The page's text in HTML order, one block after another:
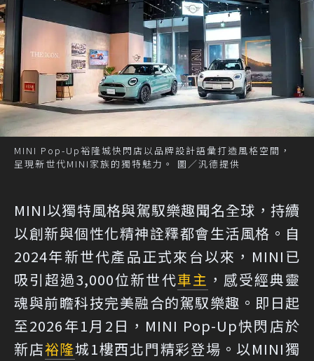
MINI Pop-Up裕隆城快閃店以品牌設計語彙打造風格空間，
呈現新世代MINI家族的獨特魅力。 圖／汎德提供
MINI以獨特風格與駕馭樂趣聞名全球，持續
以創新與個性化精神詮釋都會生活風格。自
2024年新世代產品正式來台以來，MINI已
吸引超過3,000位新世代車主 ，感受經典靈
魂與前瞻科技完美融合的駕馭樂趣。即日起
至2026年1月2日，MINI Pop-Up快閃店於
新店裕隆城1樓西北門精彩登場。以MINI獨